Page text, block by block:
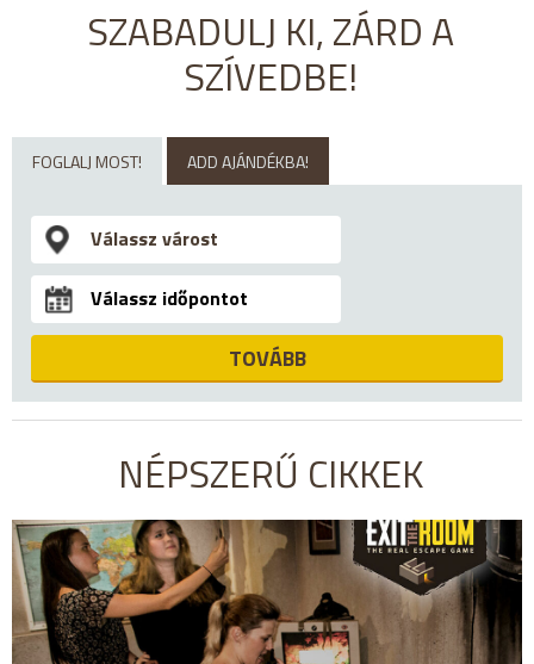
SZABADULJ KI, ZÁRD A
SZÍVEDBE!
FOGLALJ MOST! ADD AJÁNDÉKBA!
TOVÁBB
NÉPSZERŰ CIKKEK